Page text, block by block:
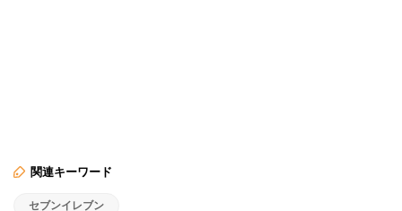
関連キーワード
セブンイレブン